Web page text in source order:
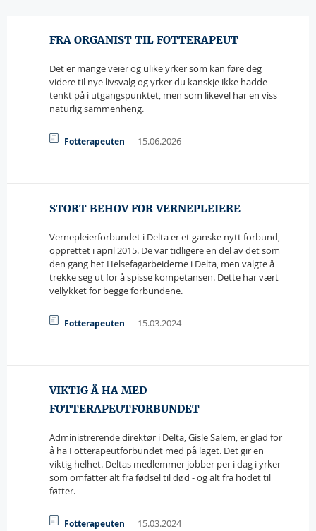
FRA ORGANIST TIL FOTTERAPEUT
Det er mange veier og ulike yrker som kan føre deg
videre til nye livsvalg og yrker du kanskje ikke hadde
tenkt på i utgangspunktet, men som likevel har en viss
naturlig sammenheng.
Fotterapeuten 15.06.2026
STORT BEHOV FOR VERNEPLEIERE
Vernepleierforbundet i Delta er et ganske nytt forbund,
opprettet i april 2015. De var tidligere en del av det som
den gang het Helsefagarbeiderne i Delta, men valgte å
trekke seg ut for å spisse kompetansen. Dette har vært
vellykket for begge forbundene.
Fotterapeuten 15.03.2024
VIKTIG Å HA MED
FOTTERAPEUTFORBUNDET
Administrerende direktør i Delta, Gisle Salem, er glad for
å ha Fotterapeutforbundet med på laget. Det gir en
viktig helhet. Deltas medlemmer jobber per i dag i yrker
som omfatter alt fra fødsel til død - og alt fra hodet til
føtter.
Fotterapeuten 15.03.2024